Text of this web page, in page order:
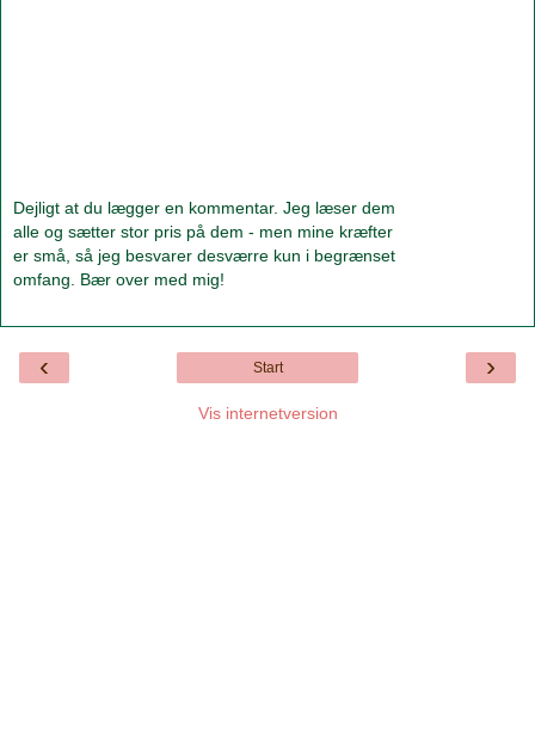
Dejligt at du lægger en kommentar. Jeg læser dem
alle og sætter stor pris på dem - men mine kræfter
er små, så jeg besvarer desværre kun i begrænset
omfang. Bær over med mig!
‹ ›
Start
Vis internetversion